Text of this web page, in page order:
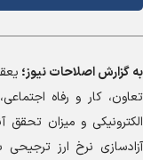
به گزارشاصلاحات نیوز؛
تعاون، کار و رفاه
الکترونیکی و میزان تحقق
آزادسازی نرخ ارز